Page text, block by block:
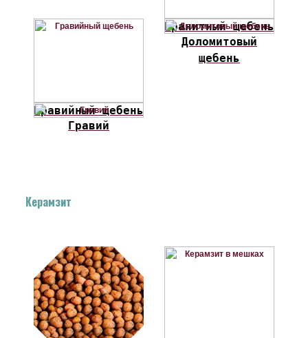
Гранитный щебень
Гравийный щебень
Доломитовый
щебень
Гравий
Керамзит